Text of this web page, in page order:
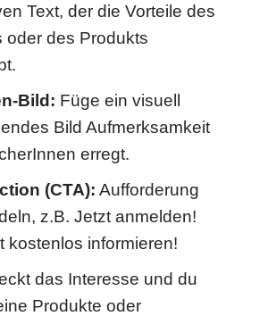
Text, der die Vorteile des
oder des Produkts
Bild: Füge ein visuell
Bild Aufmerksamkeit
erregt.
(CTA): Aufforderung
z.B. Jetzt anmelden!
kostenlos informieren!
das Interesse und du
Produkte oder